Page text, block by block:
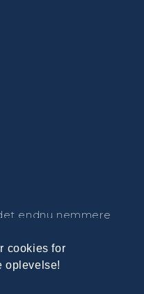
cookies for
oplevelse!
endnu nemmere
klimamål.